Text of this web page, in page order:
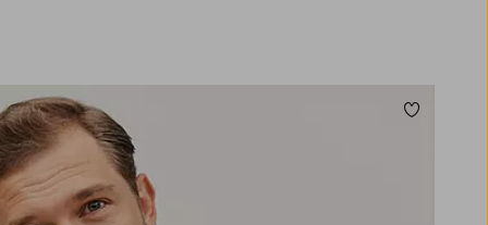
Lägg till i